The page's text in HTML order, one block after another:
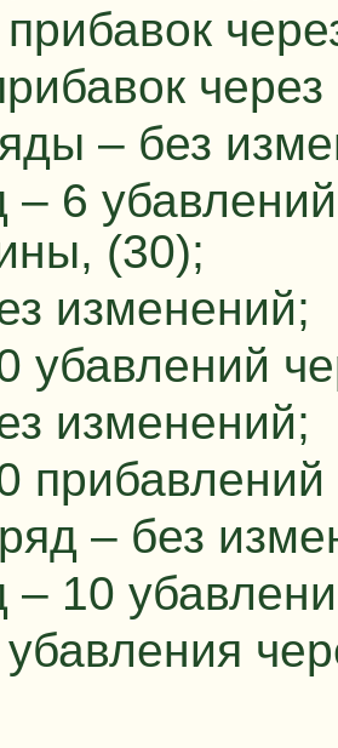
– без
– 6
(30);
изменений;
убавлений
изменений;
прибавлений
– без
– 10